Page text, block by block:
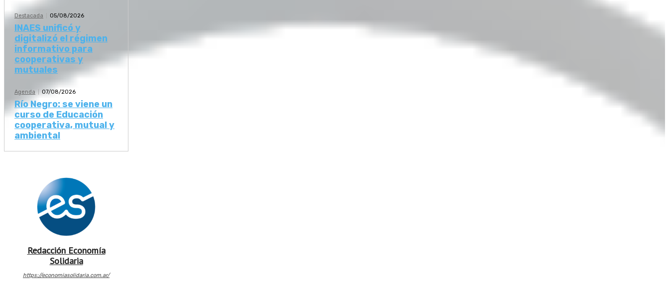
Destacada 05/08/2026
INAES unificó y
digitalizó el régimen
informativo para
cooperativas y
mutuales
Agenda 07/08/2026
Río Negro: se viene un
curso de Educación
cooperativa, mutual y
ambiental
Redacción Economía
Solidaria
https://economiasolidaria.com.ar/